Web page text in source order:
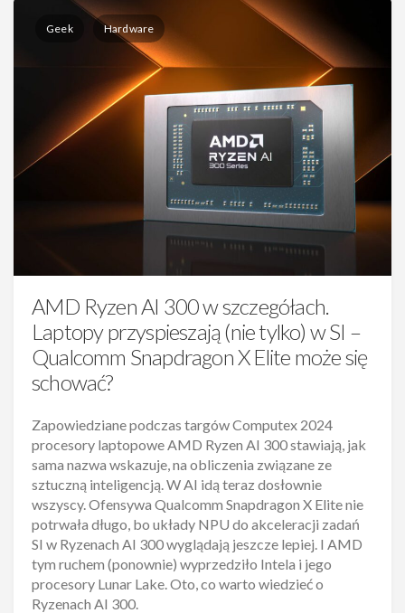
Geek Hardware
AMD Ryzen AI 300 w szczegółach.
Laptopy przyspieszają (nie tylko) w SI –
Qualcomm Snapdragon X Elite może się
schować?
Zapowiedziane podczas targów Computex 2024
procesory laptopowe AMD Ryzen AI 300 stawiają, jak
sama nazwa wskazuje, na obliczenia związane ze
sztuczną inteligencją. W AI idą teraz dosłownie
wszyscy. Ofensywa Qualcomm Snapdragon X Elite nie
potrwała długo, bo układy NPU do akceleracji zadań
SI w Ryzenach AI 300 wyglądają jeszcze lepiej. I AMD
tym ruchem (ponownie) wyprzedziło Intela i jego
procesory Lunar Lake. Oto, co warto wiedzieć o
Ryzenach AI 300.